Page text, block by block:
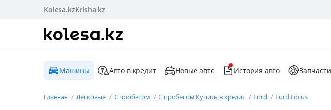
Kolesa.kzKrisha.kz
Машины Авто в кредит Новые авто История авто Запчасти
Главная Легковые С пробегом С пробегом Купить в кредит Ford Ford Focus